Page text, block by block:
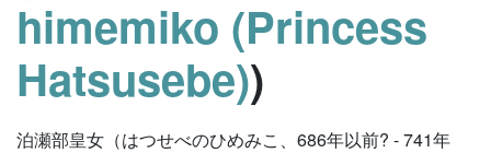
himemiko (Princess
Hatsusebe))
泊瀬部皇女（はつせべのひめみこ、686年以前? - 741年